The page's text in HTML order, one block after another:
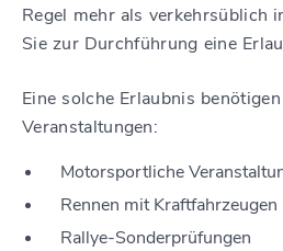
Regel mehr als verkehrsüblich
Sie zur Durchführung eine
Eine solche Erlaubnis
Veranstaltungen:
Motorsportliche
Rennen mit Kraftfahrzeugen
Rallye-Sonderprüfungen